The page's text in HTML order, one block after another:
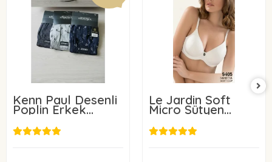
Kenn Paul Desenli
Poplin Erkek
Boxer 6 Adet
Le Jardin Soft
Micro Sütyen
9405-C
600,00 TL